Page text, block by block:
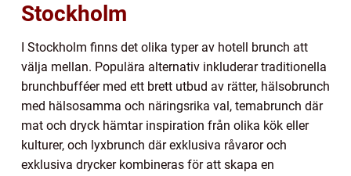
Stockholm
I Stockholm finns det olika typer av hotell brunch att
välja mellan. Populära alternativ inkluderar traditionella
brunchbufféer med ett brett utbud av rätter, hälsobrunch
med hälsosamma och näringsrika val, temabrunch där
mat och dryck hämtar inspiration från olika kök eller
kulturer, och lyxbrunch där exklusiva råvaror och
exklusiva drycker kombineras för att skapa en